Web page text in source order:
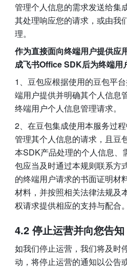
管理个人信息的需求发送给集
其处理响应您的请求，或由我
理。
作为直接面向终端用户提供应
成飞书Office SDK后为终端用
1、豆包应根据使用的豆包平
端用户提供并明确其个人信息
终端用户个人信息管理请求。
2、在豆包集成使用本服务过
管理其个人信息的请求，且豆
本SDK产品处理的个人信息、
包应当及时通过本规则联系方
的终端用户请求的书面证明材
材料，并按照相关法律法规及
权请求提供相应的支持与配合。
4.2 停止运营并向您告知
如我们停止运营，我们将及时
动，将停止运营的通知以公告